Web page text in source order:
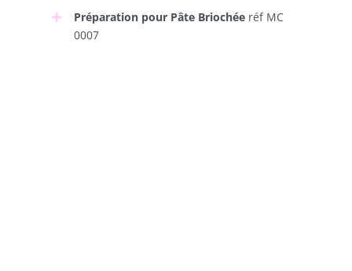
Préparation pour Pâte Briochéeréf MC
0007